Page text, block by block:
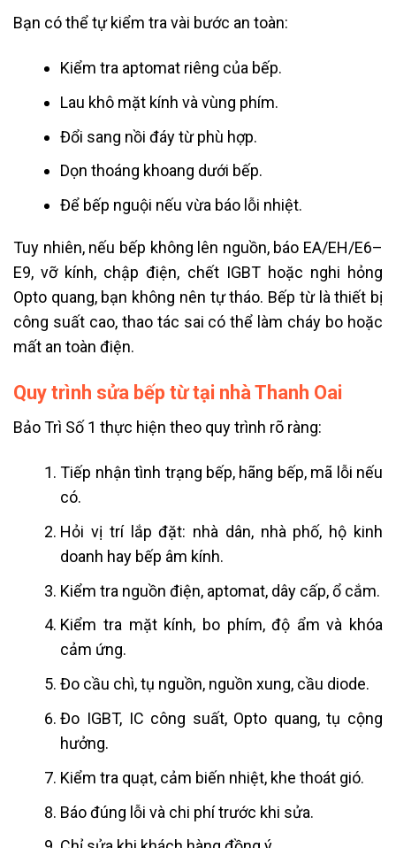
Bạn có thể tự kiểm tra vài bước an toàn:
Kiểm tra aptomat riêng của bếp.
Lau khô mặt kính và vùng phím.
Đổi sang nồi đáy từ phù hợp.
Dọn thoáng khoang dưới bếp.
Để bếp nguội nếu vừa báo lỗi nhiệt.
Tuy nhiên, nếu bếp không lên nguồn, báo EA/EH/E6–
E9, vỡ kính, chập điện, chết IGBT hoặc nghi hỏng
Opto quang, bạn không nên tự tháo. Bếp từ là thiết bị
công suất cao, thao tác sai có thể làm cháy bo hoặc
mất an toàn điện.
Quy trình sửa bếp từ tại nhà Thanh Oai
Bảo Trì Số 1 thực hiện theo quy trình rõ ràng:
Tiếp nhận tình trạng bếp, hãng bếp, mã lỗi nếu
có.
Hỏi vị trí lắp đặt: nhà dân, nhà phố, hộ kinh
doanh hay bếp âm kính.
Kiểm tra nguồn điện, aptomat, dây cấp, ổ cắm.
Kiểm tra mặt kính, bo phím, độ ẩm và khóa
cảm ứng.
Đo cầu chì, tụ nguồn, nguồn xung, cầu diode.
Đo IGBT, IC công suất, Opto quang, tụ cộng
hưởng.
Kiểm tra quạt, cảm biến nhiệt, khe thoát gió.
Báo đúng lỗi và chi phí trước khi sửa.